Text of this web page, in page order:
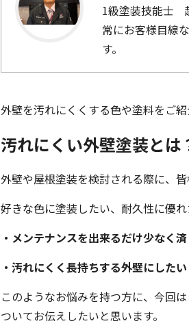
1級塗装技能士
常にお客様目線
す。
外壁を汚れにくくする色や塗料をご
汚れにくい外壁塗装とは
外壁や屋根塗装を検討される際に、
好きな色に塗装したい、耐久性に優
・メンテナンスを出来るだけ少なく済
・汚れにくく長持ちする外壁にしたい
このようなお悩みを持つ方に、今回は
ついてお伝えしたいと思います。